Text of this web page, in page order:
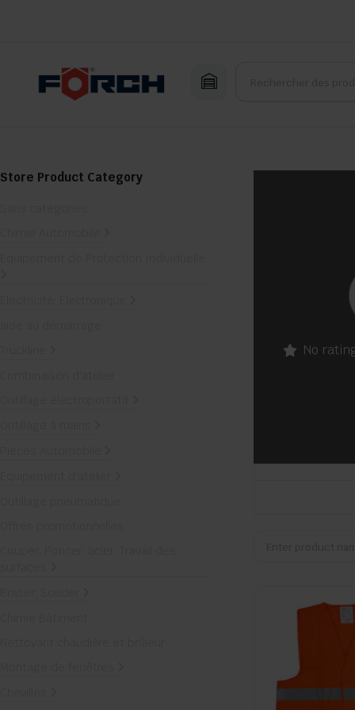
Store Product Category
No